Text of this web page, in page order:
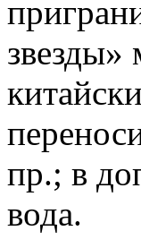
звезды»
пр.; в
вода.